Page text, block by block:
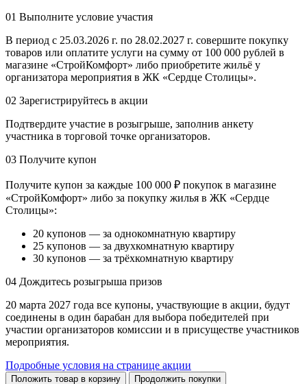
01 Выполните условие участия
В период с 25.03.2026 г. по 28.02.2027 г. совершите покупку
товаров или оплатите услуги на сумму от 100 000 рублей в
магазине «СтройКомфорт» либо приобретите жильё у
организатора мероприятия в ЖК «Сердце Столицы».
02 Зарегистрируйтесь в акции
Подтвердите участие в розыгрыше, заполнив анкету
участника в торговой точке организаторов.
03 Получите купон
Получите купон за каждые 100 000 ₽ покупок в магазине
«СтройКомфорт» либо за покупку жилья в ЖК «Сердце
Столицы»:
20 купонов — за однокомнатную квартиру
25 купонов — за двухкомнатную квартиру
30 купонов — за трёхкомнатную квартиру
04 Дождитесь розыгрыша призов
20 марта 2027 года все купоны, участвующие в акции, будут
соединены в один барабан для выбора победителей при
участии организаторов комиссии и в присуществе участников
мероприятия.
Подробные условия на странице акции
Положить товар в корзину Продолжить покупки